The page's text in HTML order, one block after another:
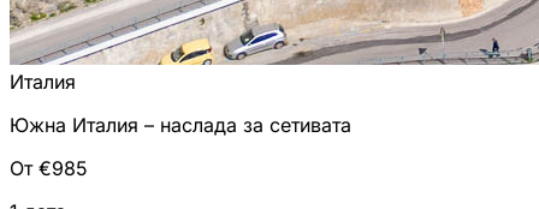
Италия
Южна Италия – наслада за сетивата
От €985